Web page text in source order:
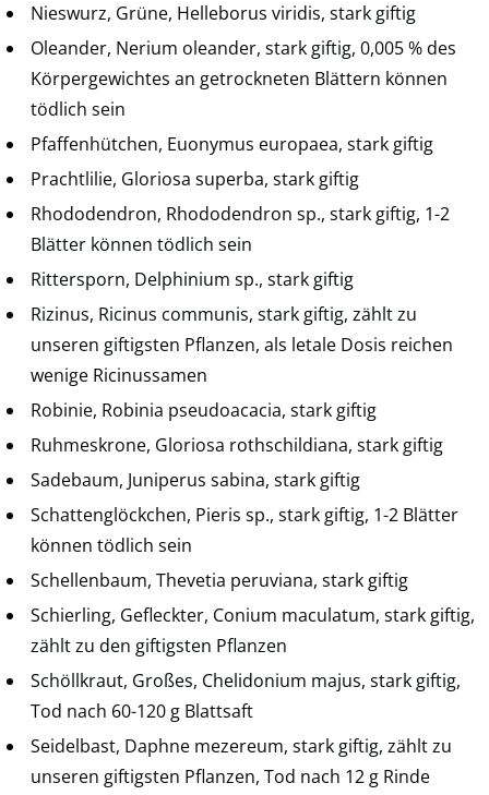
Nieswurz, Grüne, Helleborus viridis, stark giftig
Oleander, Nerium oleander, stark giftig, 0,005 % des
Körpergewichtes an getrockneten Blättern können
tödlich sein
Pfaffenhütchen, Euonymus europaea, stark giftig
Prachtlilie, Gloriosa superba, stark giftig
Rhododendron, Rhododendron sp., stark giftig, 1-2
Blätter können tödlich sein
Rittersporn, Delphinium sp., stark giftig
Rizinus, Ricinus communis, stark giftig, zählt zu
unseren giftigsten Pflanzen, als letale Dosis reichen
wenige Ricinussamen
Robinie, Robinia pseudoacacia, stark giftig
Ruhmeskrone, Gloriosa rothschildiana, stark giftig
Sadebaum, Juniperus sabina, stark giftig
Schattenglöckchen, Pieris sp., stark giftig, 1-2 Blätter
können tödlich sein
Schellenbaum, Thevetia peruviana, stark giftig
Schierling, Gefleckter, Conium maculatum, stark giftig,
zählt zu den giftigsten Pflanzen
Schöllkraut, Großes, Chelidonium majus, stark giftig,
Tod nach 60-120 g Blattsaft
Seidelbast, Daphne mezereum, stark giftig, zählt zu
unseren giftigsten Pflanzen, Tod nach 12 g Rinde